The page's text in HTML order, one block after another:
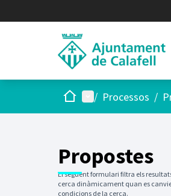
Inici Menú principal
/ Processos /
Propostes
El següent formulari filtra els
cerca dinàmicament quan es
condicions de la cerca.